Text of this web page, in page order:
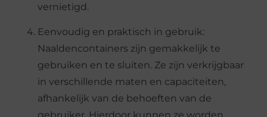
vernietigd.
Eenvoudig en praktisch in gebruik:
Naaldencontainers zijn gemakkelijk te
gebruiken en te sluiten. Ze zijn verkrijgbaar
in verschillende maten en capaciteiten,
afhankelijk van de behoeften van de